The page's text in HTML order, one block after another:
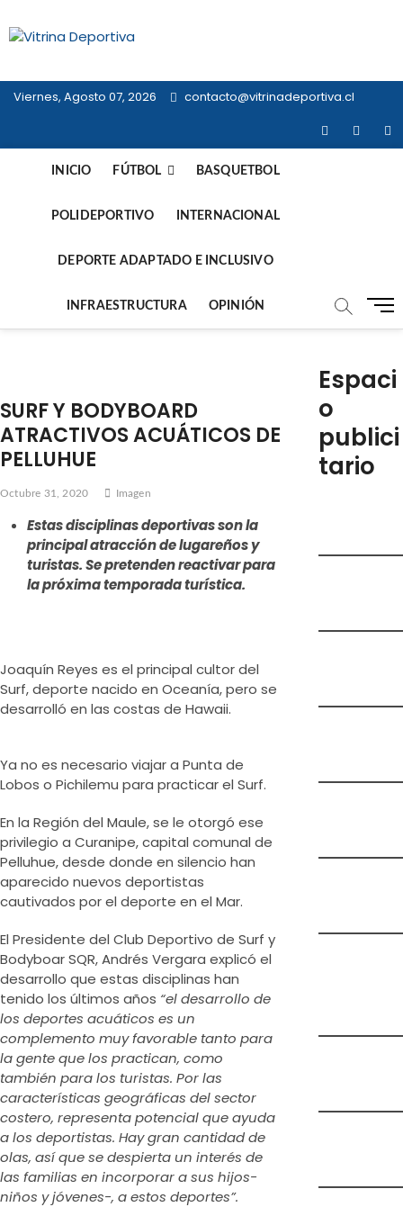
al
Deportiva
Viernes, Agosto 07, 2026 contacto@vitrinadeportiva.cl
facebooktwitter
INICIO FÚTBOL BASQUETBOL
POLIDEPORTIVO INTERNACIONAL
DEPORTE ADAPTADO E INCLUSIVO
INFRAESTRUCTURA OPINIÓN
B
n
e
m
e
SURF Y BODYBOARD
ATRACTIVOS ACUÁTICOS DE
PELLUHUE
Octubre 31, 2020 Imagen
Estas disciplinas deportivas son la
principal atracción de lugareños y
turistas. Se pretenden reactivar para
la próxima temporada turística.
Joaquín Reyes es el principal cultor del
Surf, deporte nacido en Oceanía, pero se
desarrolló en las costas de Hawaii.
Ya no es necesario viajar a Punta de
Lobos o Pichilemu para practicar el Surf.
En la Región del Maule, se le otorgó ese
privilegio a Curanipe, capital comunal de
Pelluhue, desde donde en silencio han
aparecido nuevos deportistas
cautivados por el deporte en el Mar.
El Presidente del Club Deportivo de Surf y
Bodyboar SQR, Andrés Vergara explicó el
desarrollo que estas disciplinas han
tenido los últimos años “el desarrollo de
los deportes acuáticos es un
complemento muy favorable tanto para
la gente que los practican, como
también para los turistas. Por las
características geográficas del sector
costero, representa potencial que ayuda
a los deportistas. Hay gran cantidad de
olas, así que se despierta un interés de
las familias en incorporar a sus hijos-
niños y jóvenes-, a estos deportes”.
Espaci
o
publici
tario